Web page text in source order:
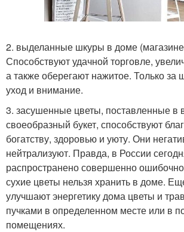
2. выделанные шкуры в доме
Способствуют удачной торговле,
а также оберегают нажитое. Только за
уход и внимание.
3. засушенные цветы, поставленные в
своеобразный букет, способствуют
богатству, здоровью и уюту. Они
нейтрализуют. Правда, в России
распространено совершенно
сухие цветы нельзя хранить в доме.
улучшают энергетику дома цветы и
пучками в определенном месте или в
помещениях.